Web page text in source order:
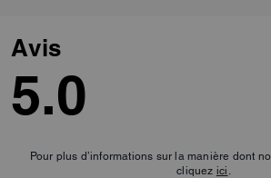
Avis
5.0
Pour plus d’informations sur la manière dont
cliquez ici